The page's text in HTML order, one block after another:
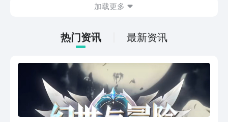
幻世与冒险什么时候出，那么今天就来大
么时候才能玩上该游戏吧。
加载更多
热门资讯 最新资讯